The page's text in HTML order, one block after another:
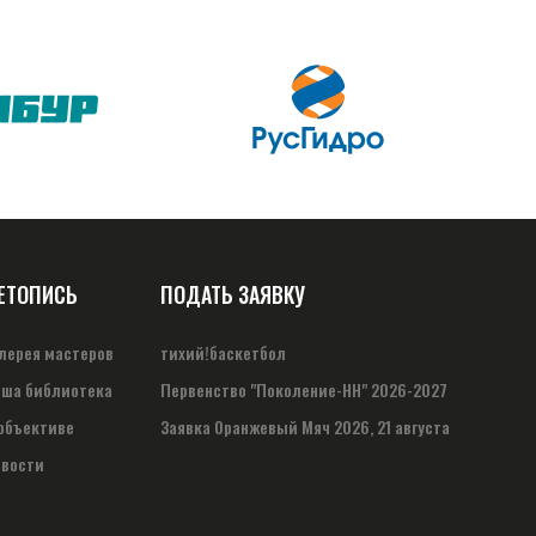
мастеров
библиотека
ПОДАТЬ ЗАЯВКУ
тихий!баскетбол
Первенство "Поколение-НН" 2026-2027
Заявка Оранжевый Мяч 2026, 21 августа